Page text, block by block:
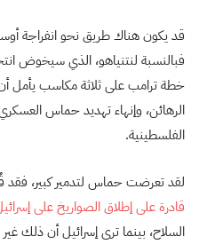
قد يكون هناك طريق نحو انفراجة
فبالنسبة لنتنياهو، الذي سيخوض
خطة ترامب على ثلاثة مكاسب يأمل
الرهائن، وإنهاء تهديد حماس
الفلسطينية.
لقد تعرضت حماس لتدمير كبير، فقد
قادرة على إطلاق الصواريخ على
السلاح، بينما ترى إسرائيل أن ذلك